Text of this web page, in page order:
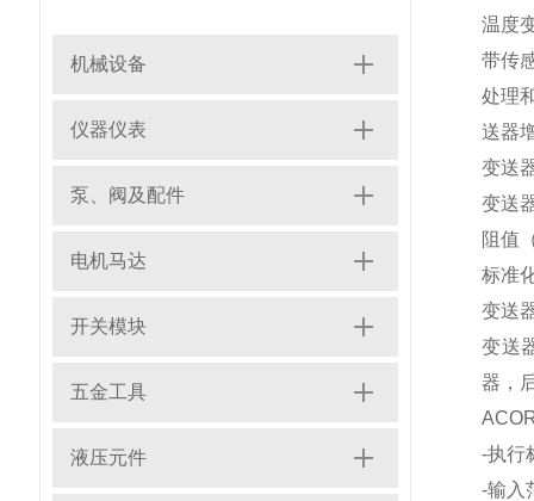
机械设备
仪器仪表
泵、阀及配件
电机马达
开关模块
五金工具
液压元件
温度
带传
处理
送器
变送
变送
阻值
标准
变送
变送
器，
-执行
-输入